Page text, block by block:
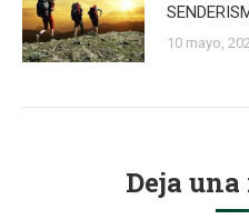
10 mayo,
Deja una